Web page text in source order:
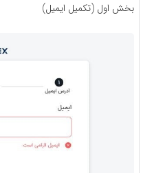
بخش اول (تکمیل ایمیل)